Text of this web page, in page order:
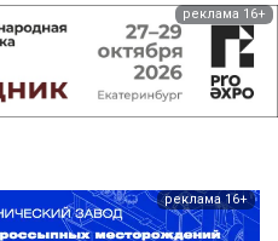
реклама 16+
реклама 16+